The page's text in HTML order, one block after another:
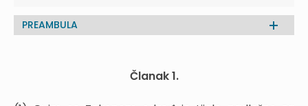
PREAMBULA
Članak 1.